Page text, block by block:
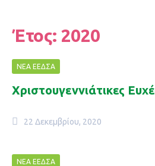
Έτος: 2020
ΝΈΑ ΕΕΔΣΑ
Χριστουγεννιάτικες
22 Δεκεμβρίου, 2020
ΝΈΑ ΕΕΔΣΑ